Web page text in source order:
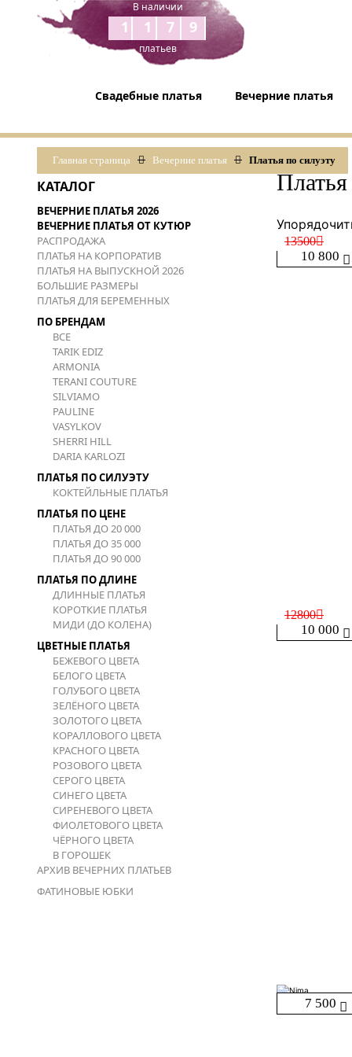
В наличии
1179
платьев
Свадебные платья Вечерние платья
Главная страница Вечерние платья Платья по силуэту
КАТАЛОГ
ВЕЧЕРНИЕ ПЛАТЬЯ 2026
ВЕЧЕРНИЕ ПЛАТЬЯ ОТ КУТЮР
РАСПРОДАЖА
ПЛАТЬЯ НА КОРПОРАТИВ
ПЛАТЬЯ НА ВЫПУСКНОЙ 2026
БОЛЬШИЕ РАЗМЕРЫ
ПЛАТЬЯ ДЛЯ БЕРЕМЕННЫХ
ПО БРЕНДАМ
ВСЕ
TARIK EDIZ
ARMONIA
TERANI COUTURE
SILVIAMO
PAULINE
VASYLKOV
SHERRI HILL
DARIA KARLOZI
ПЛАТЬЯ ПО СИЛУЭТУ
КОКТЕЙЛЬНЫЕ ПЛАТЬЯ
ПЛАТЬЯ ПО ЦЕНЕ
ПЛАТЬЯ ДО 20 000
ПЛАТЬЯ ДО 35 000
ПЛАТЬЯ ДО 90 000
ПЛАТЬЯ ПО ДЛИНЕ
ДЛИННЫЕ ПЛАТЬЯ
КОРОТКИЕ ПЛАТЬЯ
МИДИ (ДО КОЛЕНА)
ЦВЕТНЫЕ ПЛАТЬЯ
БЕЖЕВОГО ЦВЕТА
БЕЛОГО ЦВЕТА
ГОЛУБОГО ЦВЕТА
ЗЕЛЁНОГО ЦВЕТА
ЗОЛОТОГО ЦВЕТА
КОРАЛЛОВОГО ЦВЕТА
КРАСНОГО ЦВЕТА
РОЗОВОГО ЦВЕТА
СЕРОГО ЦВЕТА
СИНЕГО ЦВЕТА
СИРЕНЕВОГО ЦВЕТА
ФИОЛЕТОВОГО ЦВЕТА
ЧЁРНОГО ЦВЕТА
В ГОРОШЕК
АРХИВ ВЕЧЕРНИХ ПЛАТЬЕВ
ФАТИНОВЫЕ ЮБКИ
10 800
13500
10 000
12800
7 500